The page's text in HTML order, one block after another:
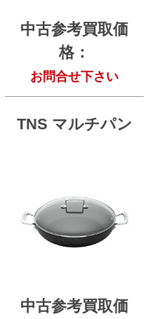
中古参考買取価
格：
お問合せ下さい
TNS マルチパン
中古参考買取価